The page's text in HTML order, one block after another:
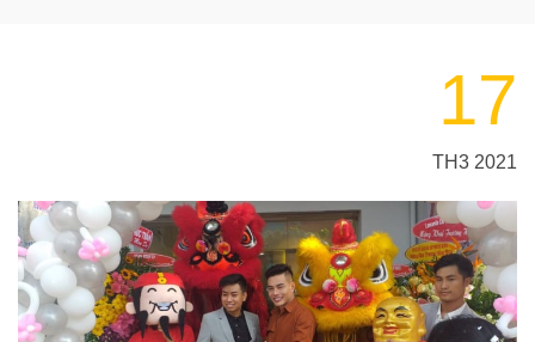
17
TH3 2021